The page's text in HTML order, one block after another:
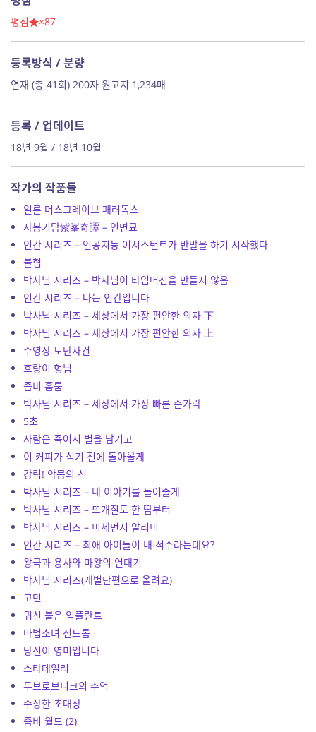
평점 ×87
등록방식 / 분량
연재 (총 41회) 200자 원고지 1,234매
등록 / 업데이트
18년 9월 / 18년 10월
작가의 작품들
일론 머스그레이브 패러독스
자봉기담紫峯奇譚 – 인면묘
인간 시리즈 – 인공지능 어시스턴트가 반말을 하기 시작했다
불협
박사님 시리즈 – 박사님이 타임머신을 만들지 않음
인간 시리즈 – 나는 인간입니다
박사님 시리즈 – 세상에서 가장 편안한 의자 下
박사님 시리즈 – 세상에서 가장 편안한 의자 上
수영장 도난사건
호랑이 형님
좀비 홈룸
박사님 시리즈 – 세상에서 가장 빠른 손가락
5초
사람은 죽어서 별을 남기고
이 커피가 식기 전에 돌아올게
강림! 악몽의 신
박사님 시리즈 – 네 이야기를 들어줄게
박사님 시리즈 – 뜨개질도 한 땀부터
박사님 시리즈 – 미세먼지 알리미
인간 시리즈 – 최애 아이돌이 내 적수라는데요?
왕국과 용사와 마왕의 연대기
박사님 시리즈(개별단편으로 올려요)
고민
귀신 붙은 임플란트
마법소녀 신드롬
당신이 영미입니다
스타테일러
두브로브니크의 추억
수상한 초대장
좀비 월드 (2)